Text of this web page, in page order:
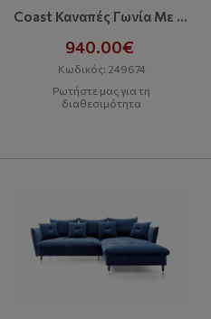
Coast Καναπές Γωνία Με Κρεβάτι Και Αποθηκευτικό Χώρο
940.00€
Κωδικός: 249674
Ρωτήστε μας για τη
διαθεσιμότητα